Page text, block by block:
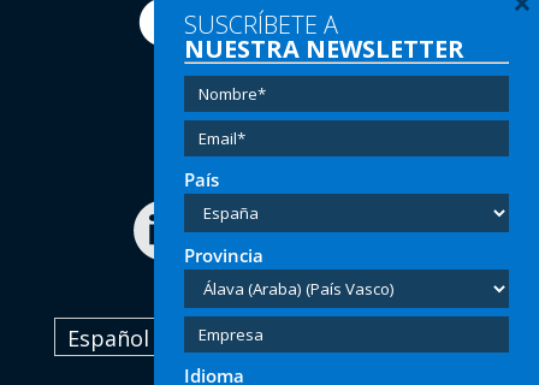
Tel:(+34) 91 616 60 00
Email:info@hersill.com
Español
SUSCRÍBETE A
NUESTRA NEWSLETTER
País
Provincia
Idioma